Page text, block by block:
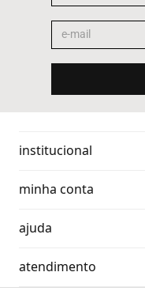
institucional
minha conta
ajuda
atendimento